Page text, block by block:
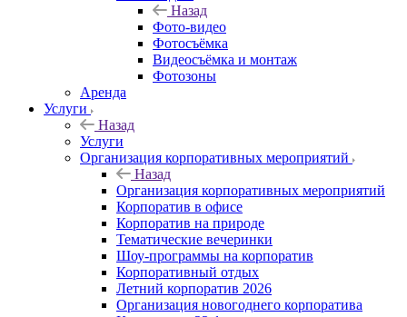
Назад
Фото-видео
Фотосъёмка
Видеосъёмка и монтаж
Фотозоны
Аренда
Услуги
Назад
Услуги
Организация корпоративных мероприятий
Назад
Организация корпоративных мероприятий
Корпоратив в офисе
Корпоратив на природе
Тематические вечеринки
Шоу-программы на корпоратив
Корпоративный отдых
Летний корпоратив 2026
Организация новогоднего корпоратива